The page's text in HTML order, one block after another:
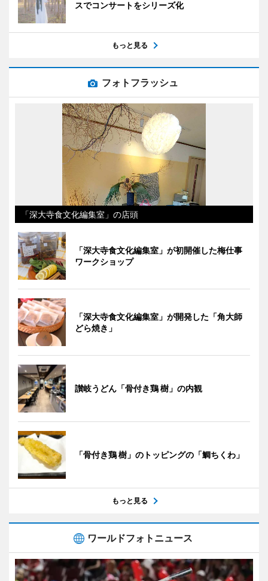
スでコンサートをシリーズ化
もっと見る
フォトフラッシュ
「深大寺食文化編集室」の店頭
「深大寺食文化編集室」が初開催した梅仕事
ワークショップ
「深大寺食文化編集室」が開発した「角大師
どら焼き」
讃岐うどん「骨付き鶏 樹」の内観
「骨付き鶏 樹」のトッピングの「鯛ちくわ」
もっと見る
ワールドフォトニュース